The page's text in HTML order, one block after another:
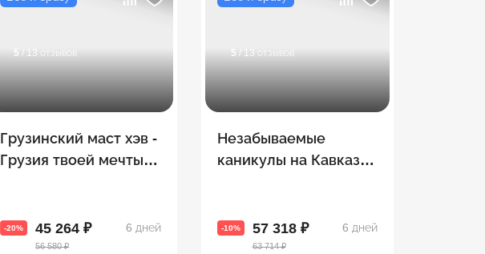
5 / 13 отзывов
Грузинский маст хэв -
Грузия твоей мечты! 8
-20% 45 264 ₽
56 580 ₽
6 дней
5 / 13 отзывов
Незабываемые
каникулы на Кавказе.
-10% 57 318 ₽
63 714 ₽
6 дней